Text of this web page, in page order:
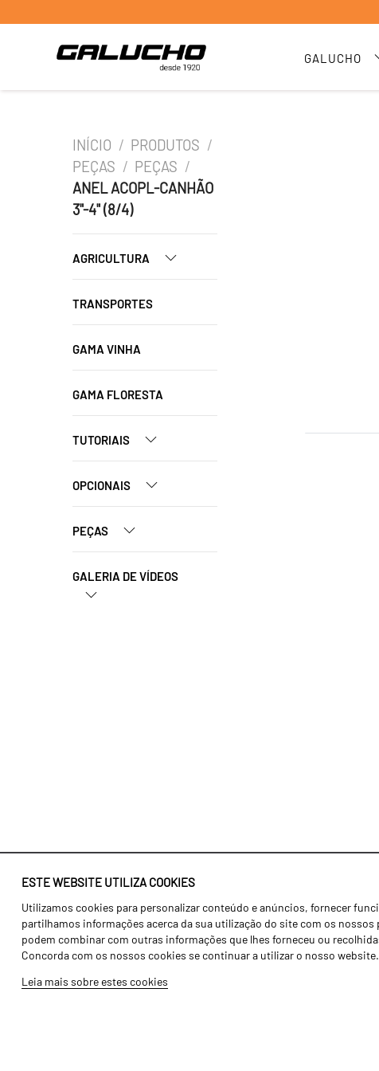
GALUCHO
ESTE WEBSITE UTILIZA COOKIES
Utilizamos cookies para personalizar conteúdo e anúncios, fornecer
partilhamos informações acerca da sua utilização do site com os
podem combinar com outras informações que lhes forneceu ou
Concorda com os nossos cookies se continuar a utilizar o nosso website.
Leia mais sobre estes cookies
INÍCIO / PRODUTOS /
PEÇAS / PEÇAS /
ANEL ACOPL-CANHÃO
3"-4" (8/4)
AGRICULTURA
TRANSPORTES
GAMA VINHA
GAMA FLORESTA
TUTORIAIS
OPCIONAIS
PEÇAS
GALERIA DE VÍDEOS
Identidade
História
Fábrica / Produção
Recursos Humanos
Agricultura
Transportes
Gama Floresta